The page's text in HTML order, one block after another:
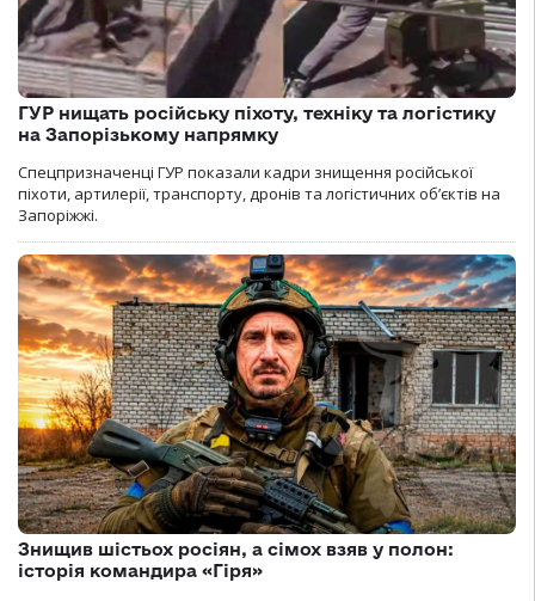
ГУР нищать російську піхоту, техніку та логістику
на Запорізькому напрямку
Спецпризначенці ГУР показали кадри знищення російської
піхоти, артилерії, транспорту, дронів та логістичних об’єктів на
Запоріжжі.
Знищив шістьох росіян, а сімох взяв у полон:
історія командира «Гіря»